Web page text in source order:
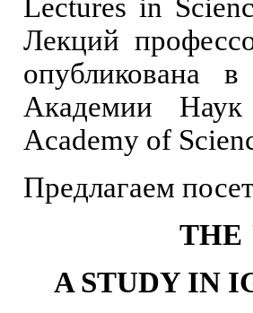
Lectures in
Лекций
опубликована
Академии
Academy of
Предлагаем
THE
A STUDY IN